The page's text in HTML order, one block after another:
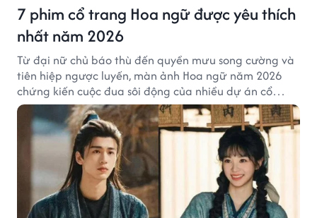
7 phim cổ trang Hoa ngữ được yêu thích
nhất năm 2026
Từ đại nữ chủ báo thù đến quyền mưu song cường và
tiên hiệp ngược luyến, màn ảnh Hoa ngữ năm 2026
chứng kiến cuộc đua sôi động của nhiều dự án cổ
trang có độ thảo luận cao.